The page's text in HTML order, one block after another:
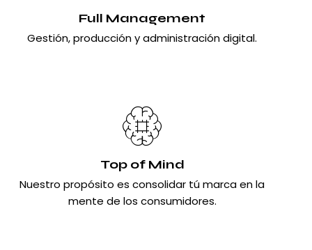
Full Management
Gestión, producción y administración digital.
Top of Mind
Nuestro propósito es consolidar tú marca en la
mente de los consumidores.